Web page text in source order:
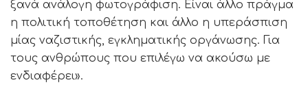
ξανά ανάλογη φωτογράφιση. Είναι άλλο πράγμα
η πολιτική τοποθέτηση και άλλο η υπεράσπιση
μίας ναζιστικής, εγκληματικής οργάνωσης. Για
τους ανθρώπους που επιλέγω να ακούσω με
ενδιαφέρει».